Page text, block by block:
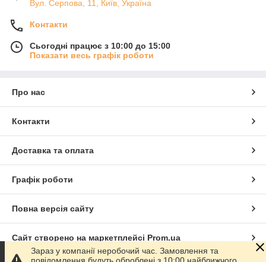
Вул. Серпова, 11, Київ, Україна
Контакти
Сьогодні працює з 10:00 до 15:00
Показати весь графік роботи
Про нас
Контакти
Доставка та оплата
Графік роботи
Повна версія сайту
Сайт створено на маркетплейсі Prom.ua
Зараз у компанії неробочий час. Замовлення та